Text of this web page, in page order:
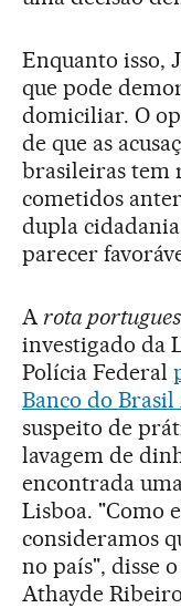
Enquanto isso,
que pode
domiciliar. O
de que as
brasileiras tem
cometidos
dupla
parecer
A rota
investigado da
Polícia Federal
Banco do
suspeito de
lavagem de
encontrada
Lisboa. "Como
consideramos
no país", disse
Athayde